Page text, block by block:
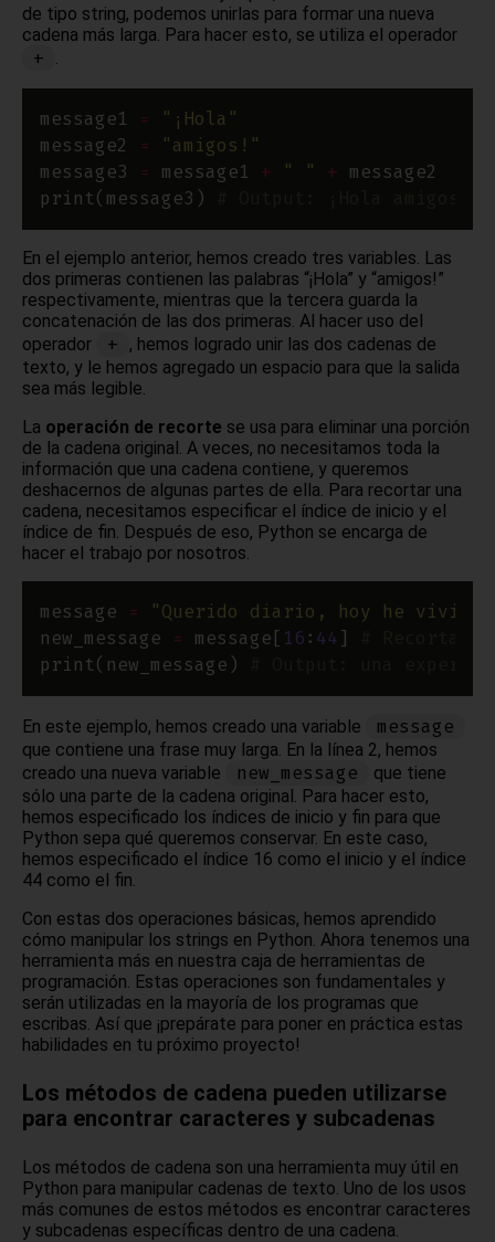
de tipo string, podemos unirlas para formar una nueva
cadena más larga. Para hacer esto, se utiliza el operador
+
message1 =
"¡Hola"
message2 =
"amigos!"
message3 = message1 + " " +
print(message3)
En el ejemplo anterior, hemos creado tres variables. Las
dos primeras contienen las palabras “¡Hola” y “amigos!”
respectivamente, mientras que la tercera guarda la
concatenación de las dos primeras. Al hacer uso del
operador
+
, hemos logrado unir las dos cadenas de
texto, y le hemos agregado un espacio para que la salida
sea más legible.
La operación de recorte se usa para eliminar una porción
de la cadena original. A veces, no necesitamos toda la
información que una cadena contiene, y queremos
deshacernos de algunas partes de ella. Para recortar una
cadena, necesitamos especificar el índice de inicio y el
índice de fin. Después de eso, Python se encarga de
hacer el trabajo por nosotros.
message =
"Querido diario, hoy he
new_message = message[ 16 : 44 ]
print(new_message)
En este ejemplo, hemos creado una variable message
que contiene una frase muy larga. En la línea 2, hemos
creado una nueva variable
new_message
que tiene
sólo una parte de la cadena original. Para hacer esto,
hemos especificado los índices de inicio y fin para que
Python sepa qué queremos conservar. En este caso,
hemos especificado el índice 16 como el inicio y el índice
44 como el fin.
Con estas dos operaciones básicas, hemos aprendido
cómo manipular los strings en Python. Ahora tenemos una
herramienta más en nuestra caja de herramientas de
programación. Estas operaciones son fundamentales y
serán utilizadas en la mayoría de los programas que
escribas. Así que ¡prepárate para poner en práctica estas
habilidades en tu próximo proyecto!
Los métodos de cadena pueden utilizarse
para encontrar caracteres y subcadenas
Los métodos de cadena son una herramienta muy útil en
Python para manipular cadenas de texto. Uno de los usos
más comunes de estos métodos es encontrar caracteres
y subcadenas específicas dentro de una cadena.